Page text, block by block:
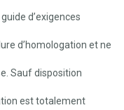
d’exigences
d’homologation et ne
Sauf disposition
est totalement